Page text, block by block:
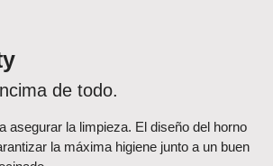
de todo.
asegurar la limpieza. El diseño del horno
la máxima higiene junto a un buen